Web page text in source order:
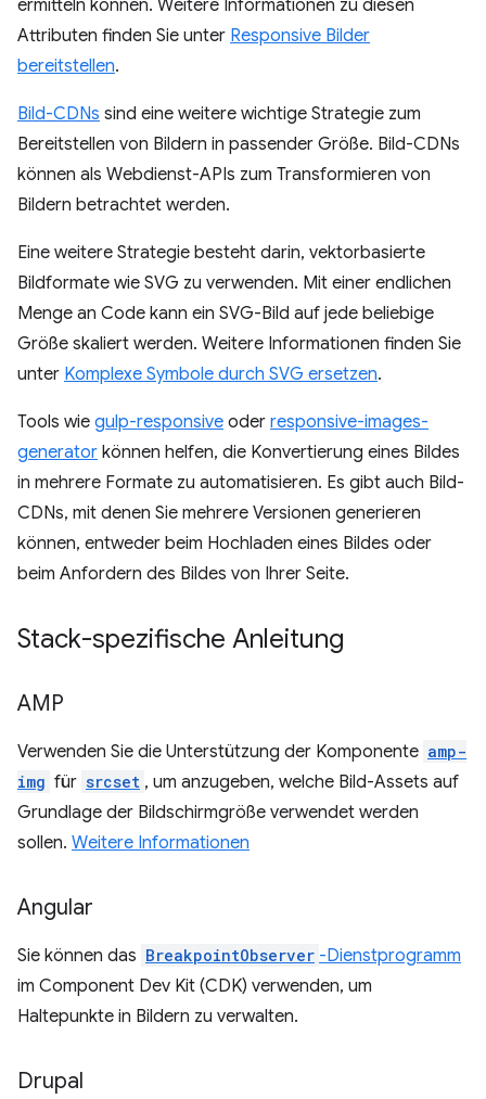
ermitteln können. Weitere Informationen zu diesen
Attributen finden Sie unter Responsive Bilder
bereitstellen.
Bild-CDNs sind eine weitere wichtige Strategie zum
Bereitstellen von Bildern in passender Größe. Bild-CDNs
können als Webdienst-APIs zum Transformieren von
Bildern betrachtet werden.
Eine weitere Strategie besteht darin, vektorbasierte
Bildformate wie SVG zu verwenden. Mit einer endlichen
Menge an Code kann ein SVG-Bild auf jede beliebige
Größe skaliert werden. Weitere Informationen finden Sie
unter Komplexe Symbole durch SVG ersetzen.
Tools wie gulp-responsive oder responsive-images-
generator können helfen, die Konvertierung eines Bildes
in mehrere Formate zu automatisieren. Es gibt auch Bild-
CDNs, mit denen Sie mehrere Versionen generieren
können, entweder beim Hochladen eines Bildes oder
beim Anfordern des Bildes von Ihrer Seite.
Stack-spezifische Anleitung
AMP
Verwenden Sie die Unterstützung der Komponente amp-
img für srcset , um anzugeben, welche Bild-Assets auf
Grundlage der Bildschirmgröße verwendet werden
sollen. Weitere Informationen
Angular
Sie können das BreakpointObserver -Dienstprogramm
im Component Dev Kit (CDK) verwenden, um
Haltepunkte in Bildern zu verwalten.
Drupal